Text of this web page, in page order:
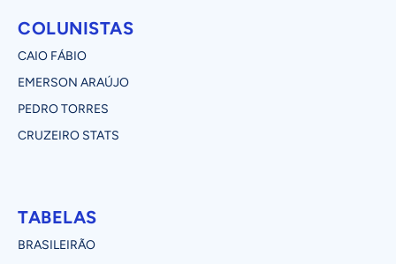
COLUNISTAS
CAIO FÁBIO
EMERSON ARAÚJO
PEDRO TORRES
CRUZEIRO STATS
TABELAS
BRASILEIRÃO